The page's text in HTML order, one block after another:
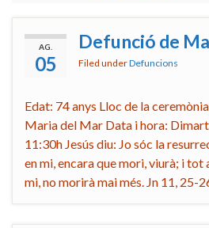
AG.
05
Defunció de
Filed underDefuncions
Edat: 74 anys Lloc de la
Maria del Mar Data i hora:
11:30h Jesús diu: Jo sóc la
en mi, encara que mori, viurà; i tot
mi, no morirà mai més. Jn 11, 25-